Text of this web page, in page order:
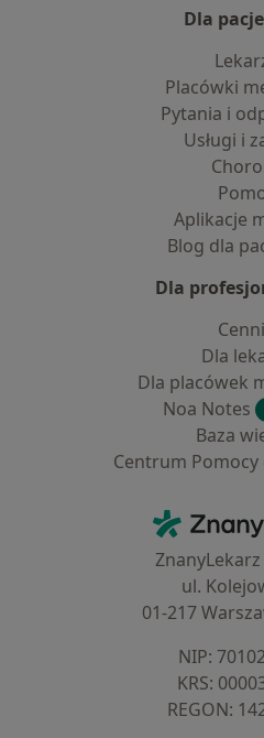
Dla
Placówki
Pytania i
Usługi i
Aplikacje
Blog dla
Dla
Dla
Dla placówek
Noa Notes
Baza
Centrum Pomocy
ZnanyLekarz
ul.
01-217
NIP:
KRS:
REGON: